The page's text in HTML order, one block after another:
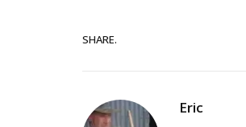
SHARE.
Eric